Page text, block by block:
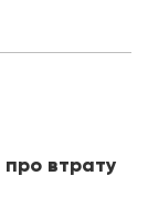
втрату